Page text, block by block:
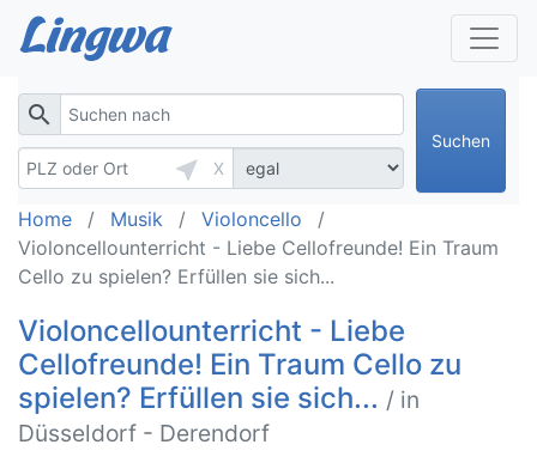
search
near_me
X
Suchen
Home Musik
Violoncello
Violoncellounterricht - Liebe Cellofreunde! Ein Traum
Cello zu spielen? Erfüllen sie sich...
Violoncellounterricht - Liebe
Cellofreunde! Ein Traum Cello zu
spielen? Erfüllen sie sich... / in
Düsseldorf - Derendorf